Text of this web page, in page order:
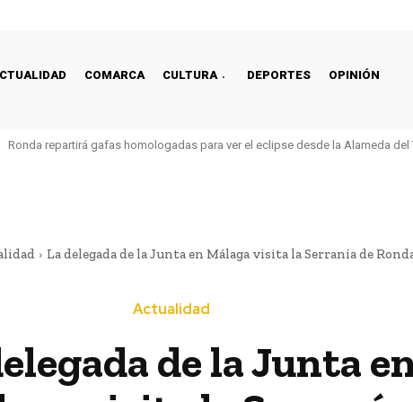
COMARCA CULTURA DEPORTES OPINIÓN
Ronda repartirá gafas homologadas para ver el eclipse desde la Alameda del
La delegada de la Junta en Málaga visita la Serranía de
Actualidad
de la Junta